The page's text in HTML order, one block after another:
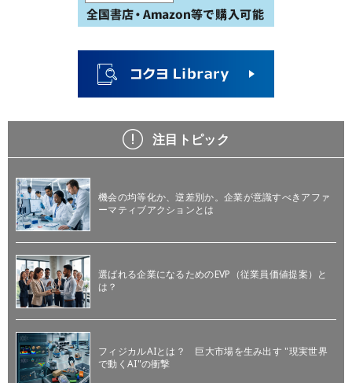
注目トピック
機会の均等化か、逆差別か。企業が意識すべきアファ
ーマティブアクションとは
選ばれる企業になるためのEVP（従業員価値提案）と
は？
フィジカルAIとは？ 巨大市場を生み出す "現実世界
で動くAI"の衝撃